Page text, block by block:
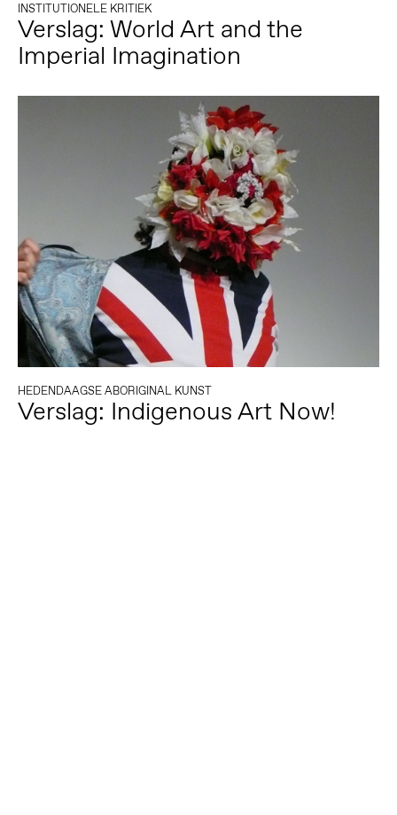
INSTITUTIONELE KRITIEK
Verslag: World Art and the
Imperial Imagination
HEDENDAAGSE ABORIGINAL KUNST
Verslag: Indigenous Art Now!